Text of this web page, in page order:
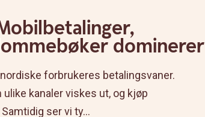
dominerer
forbrukeres betalingsvaner.
kanaler viskes ut, og kjøp
ser vi ty...